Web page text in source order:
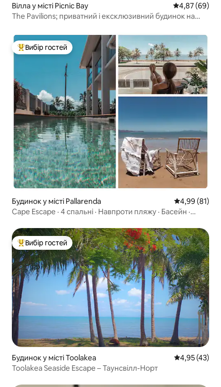
Вілла у місті Picnic Bay Середня
4,87 (69)
The Pavilions; приватний і ексклюзивний будинок на
Топ вибір гостей
Вибір гостей
Будинок у місті Pallarenda Середня
4,99 (81)
Cape Escape · 4 спальні · Навпроти пляжу · Басейн ·
Топ вибір гостей
Вибір гостей
Будинок у місті Toolakea Середня
4,95 (43)
Toolakea Seaside Escape – Таунсвілл-Норт